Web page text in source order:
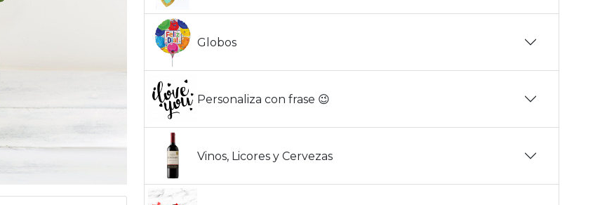
Globos
Personaliza con frase 😉
Vinos, Licores y Cervezas